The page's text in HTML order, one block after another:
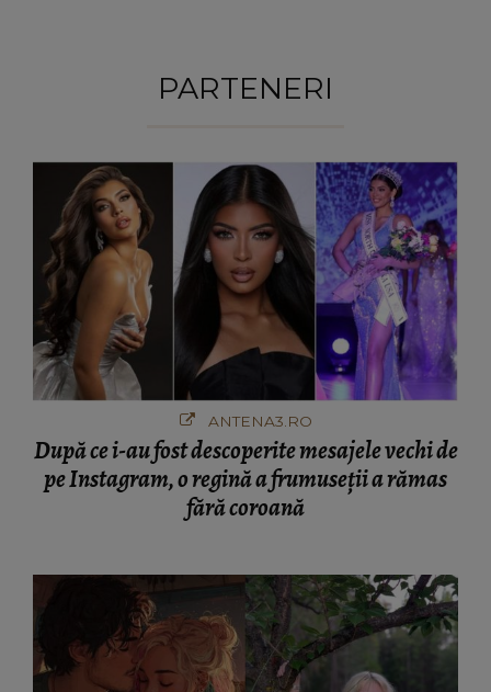
PARTENERI
ANTENA3.RO
După ce i-au fost descoperite mesajele vechi de
pe Instagram, o regină a frumuseții a rămas
fără coroană